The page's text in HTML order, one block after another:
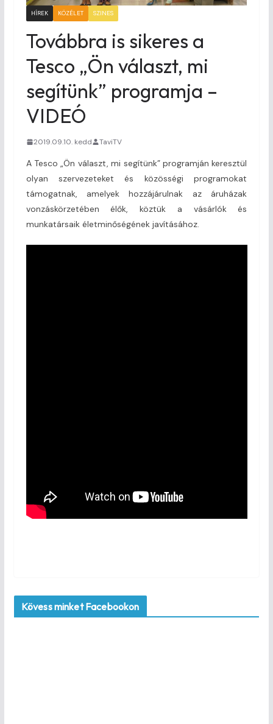
HÍREK KÖZÉLET SZINES
Továbbra is sikeres a
Tesco „Ön választ, mi
segítünk” programja –
VIDEÓ
2019.09.10. kedd TaviTV
A Tesco „Ön választ, mi segítünk” programján keresztül
olyan szervezeteket és közösségi programokat
támogatnak, amelyek hozzájárulnak az áruházak
vonzáskörzetében élők, köztük a vásárlók és
munkatársaik életminőségének javításához.
Kövess minket Facebookon